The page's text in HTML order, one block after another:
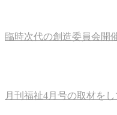
臨時次代の創造委員会開
月刊福祉4月号の取材を